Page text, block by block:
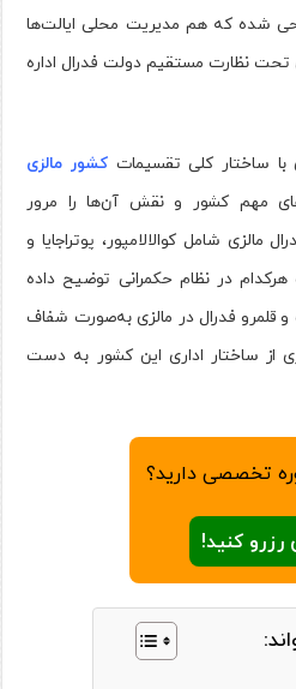
شده که هم مدیریت محلی ایالت‌ها
نظارت مستقیم دولت فدرال اداره
با ساختار کلی تقسیماتکشور مالزی
مهم کشور و نقش آن‌ها را مرور
مالزی شامل کوالالامپور، پوتراجایا و
هرکدام در نظام حکمرانی توضیح داده
قلمرو فدرال در مالزی به‌صورت شفاف
از ساختار اداری این کشور به دست
تخصصی دارید؟
رزرو کنید!